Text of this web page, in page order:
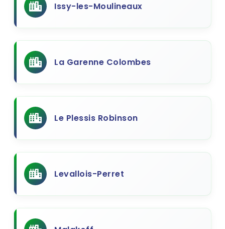
Issy-les-Moulineaux
La Garenne Colombes
Le Plessis Robinson
Levallois-Perret